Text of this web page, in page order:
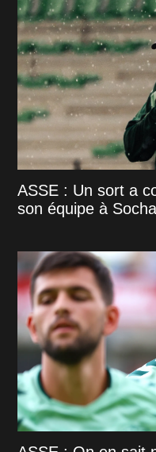
ASSE : Un sort a
son équipe à